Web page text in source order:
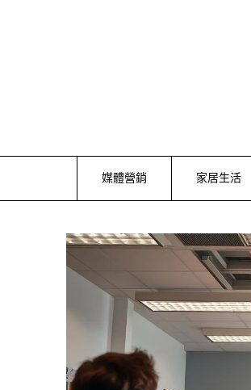
媒體營銷 家居生活